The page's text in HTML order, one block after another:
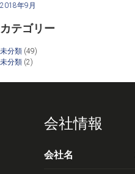
2018年9月
カテゴリー
未分類 (49)
未分類 (2)
会社情報
会社名